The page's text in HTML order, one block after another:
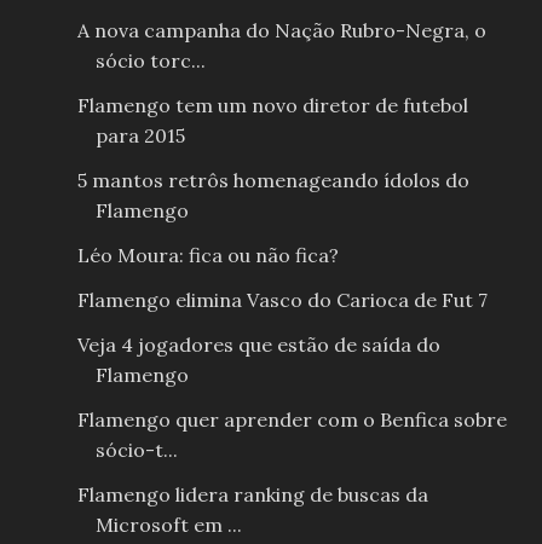
A nova campanha do Nação Rubro-Negra, o
sócio torc...
Flamengo tem um novo diretor de futebol
para 2015
5 mantos retrôs homenageando ídolos do
Flamengo
Léo Moura: fica ou não fica?
Flamengo elimina Vasco do Carioca de Fut 7
Veja 4 jogadores que estão de saída do
Flamengo
Flamengo quer aprender com o Benfica sobre
sócio-t...
Flamengo lidera ranking de buscas da
Microsoft em ...